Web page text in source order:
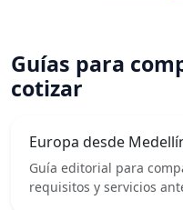
Guías para
cotizar
Europa desde
Guía editorial para
requisitos y servicios